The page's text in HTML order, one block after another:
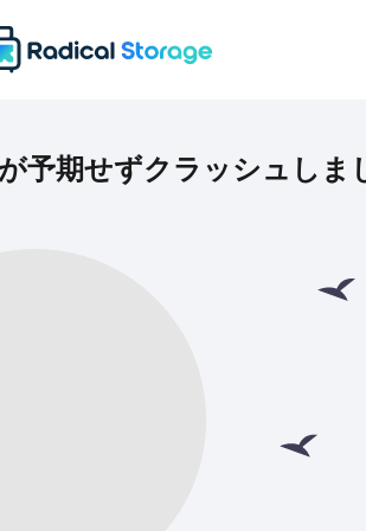
予期せずクラッシュしま